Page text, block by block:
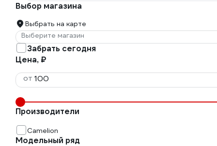
Выбор магазина
Выбрать на карте
Выберите магазин
Забрать сегодня
Цена, ₽
от
Производители
Camelion
Модельный ряд